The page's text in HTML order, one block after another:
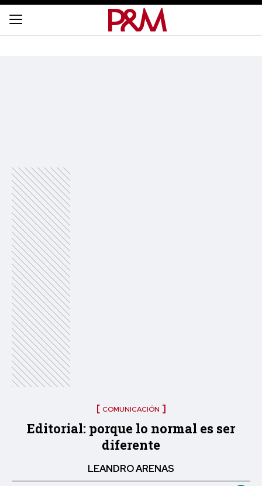
COMUNICACIÓN
Editorial: porque lo normal es ser
diferente
LEANDRO ARENAS